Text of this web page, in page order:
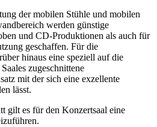
der mobilen Stühle und mobilen
werden günstige
und CD-Produktionen als auch für
geschaffen. Für die
hinaus eine speziell auf die
zugeschnittene
mit der sich eine exzellente
lässt.
gilt es für den Konzertsaal eine